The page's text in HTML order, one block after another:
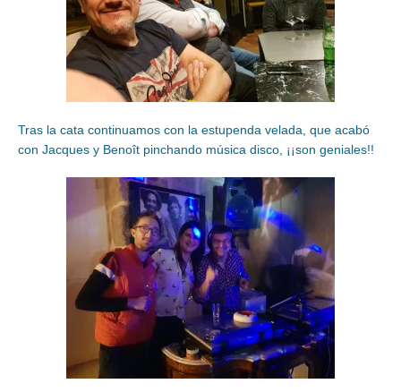
Tras la cata continuamos con la estupenda velada, que acabó
con Jacques y Benoît pinchando música disco, ¡¡son geniales!!